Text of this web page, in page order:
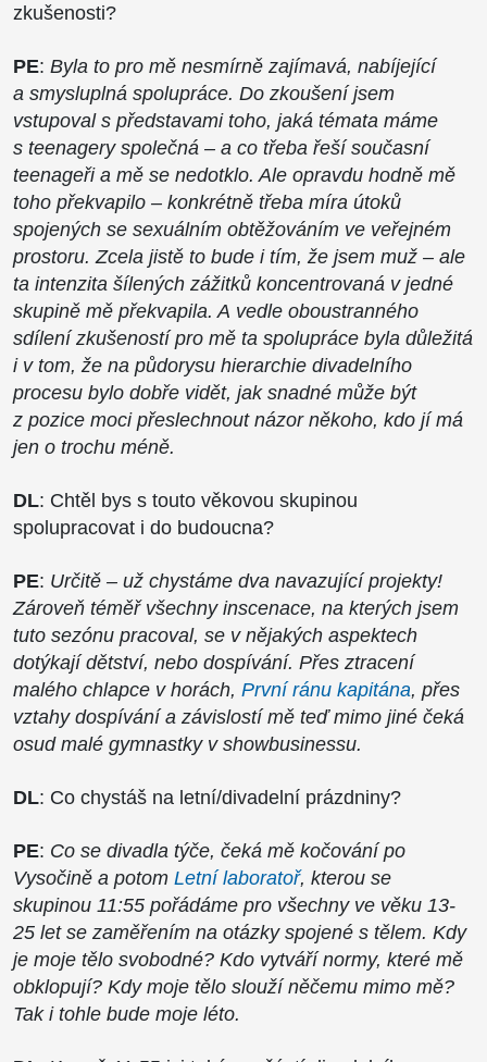
zkušenosti?
PE: Byla to pro mě nesmírně zajímavá, nabíjející
a smysluplná spolupráce. Do zkoušení jsem
vstupoval s představami toho, jaká témata máme
s teenagery společná – a co třeba řeší současní
teenageři a mě se nedotklo. Ale opravdu hodně mě
toho překvapilo – konkrétně třeba míra útoků
spojených se sexuálním obtěžováním ve veřejném
prostoru. Zcela jistě to bude i tím, že jsem muž – ale
ta intenzita šílených zážitků koncentrovaná v jedné
skupině mě překvapila. A vedle oboustranného
sdílení zkušeností pro mě ta spolupráce byla důležitá
i v tom, že na půdorysu hierarchie divadelního
procesu bylo dobře vidět, jak snadné může být
z pozice moci přeslechnout názor někoho, kdo jí má
jen o trochu méně.
DL: Chtěl bys s touto věkovou skupinou
spolupracovat i do budoucna?
PE: Určitě – už chystáme dva navazující projekty!
Zároveň téměř všechny inscenace, na kterých jsem
tuto sezónu pracoval, se v nějakých aspektech
dotýkají dětství, nebo dospívání. Přes ztracení
malého chlapce v horách, První ránu kapitána, přes
vztahy dospívání a závislostí mě teď mimo jiné čeká
osud malé gymnastky v showbusinessu.
DL: Co chystáš na letní/divadelní prázdniny?
PE: Co se divadla týče, čeká mě kočování po
Vysočině a potom Letní laboratoř, kterou se
skupinou 11:55 pořádáme pro všechny ve věku 13-
25 let se zaměřením na otázky spojené s tělem. Kdy
je moje tělo svobodné? Kdo vytváří normy, které mě
obklopují? Kdy moje tělo slouží něčemu mimo mě?
Tak i tohle bude moje léto.